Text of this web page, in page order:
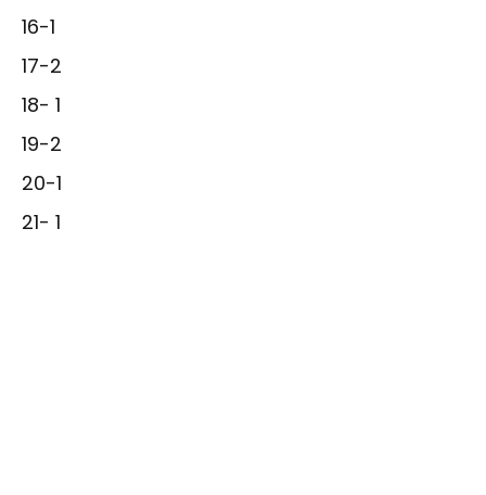
16-1
17-2
18- 1
19-2
20-1
21- 1